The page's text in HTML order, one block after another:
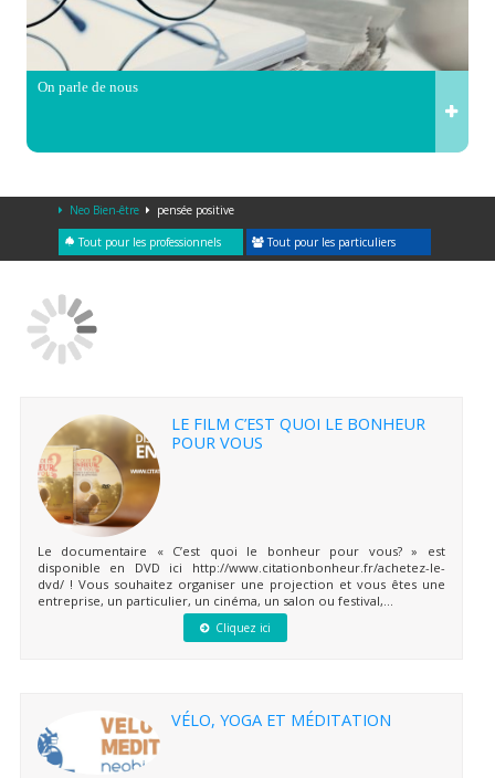
On parle de nous
Neo Bien-être pensée positive
Tout pour les professionnels Tout pour les particuliers
LE FILM C’EST QUOI LE BONHEUR
POUR VOUS
Le documentaire « C’est quoi le bonheur pour vous? » est
disponible en DVD ici http://www.citationbonheur.fr/achetez-le-
dvd/ ! Vous souhaitez organiser une projection et vous êtes une
entreprise, un particulier, un cinéma, un salon ou festival,...
Cliquez ici
VÉLO, YOGA ET MÉDITATION